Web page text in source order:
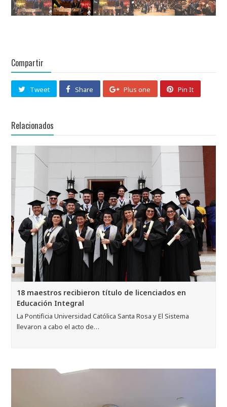
Compartir
Tweet Share Plus one Pin It
Relacionados
18 maestros recibieron título de licenciados en
Educación Integral
La Pontificia Universidad Católica Santa Rosa y El Sistema
llevaron a cabo el acto de…